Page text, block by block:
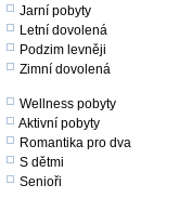
Jarní pobyty
Letní dovolená
Podzim levněji
Zimní dovolená
Wellness pobyty
Aktivní pobyty
Romantika pro dva
S dětmi
Senioři